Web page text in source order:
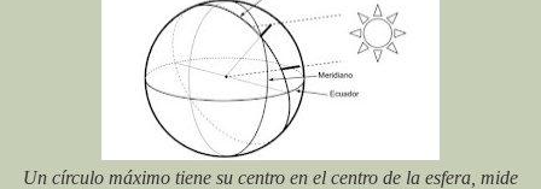
Un círculo máximo tiene su centro en el centro de la esfera, mide